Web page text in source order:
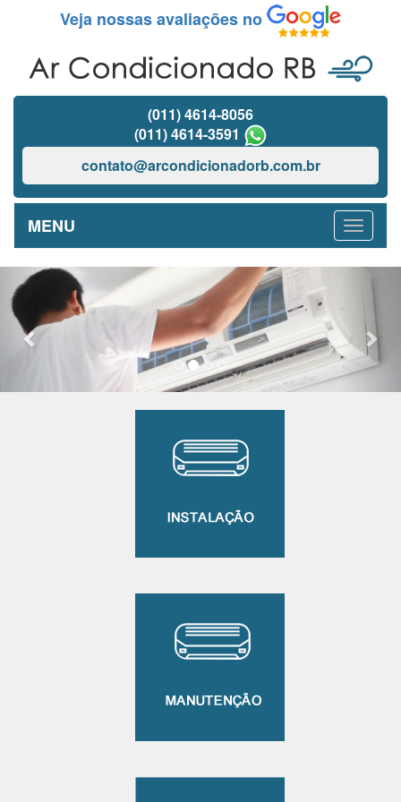
Veja nossas avaliações no
(011) 4614-8056
(011) 4614-3591
contato@arcondicionadorb.com.br
MENU
Previous